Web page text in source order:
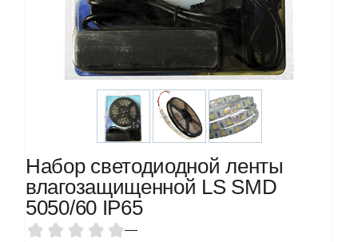
Набор светодиодной ленты
влагозащищенной LS SMD
5050/60 IP65
—